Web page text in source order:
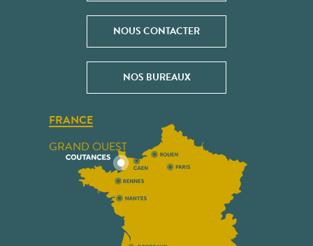
NOUS CONTACTER
NOS BUREAUX
FRANCE
GRAND OUEST